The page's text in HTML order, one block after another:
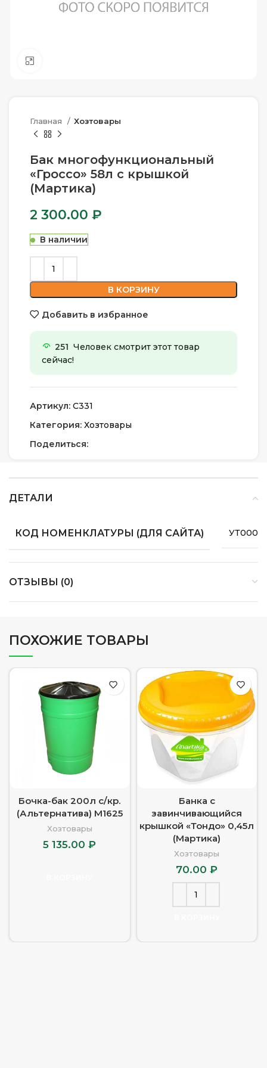
Главная Хозтовары
Бак многофункциональный
«Гроссо» 58л с крышкой
(Мартика)
2 300.00 ₽
В наличии
В КОРЗИНУ
Добавить в избранное
251 Человек смотрит этот товар
сейчас!
Артикул: С331
Категория: Хозтовары
Поделиться:
ДЕТАЛИ
КОД НОМЕНКЛАТУРЫ (ДЛЯ САЙТА)
ОТЗЫВЫ (0)
ПОХОЖИЕ ТОВАРЫ
Бочка-бак 200л с/кр.
(Альтернатива) М1625
Хозтовары
5 135.00₽
Банка с
завинчивающийся
крышкой «Тондо» 0,45л
(Мартика)
Хозтовары
70.00₽